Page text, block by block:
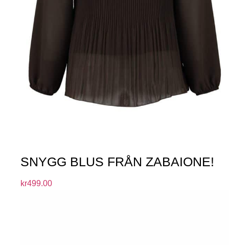
SNYGG BLUS FRÅN ZABAIONE!
kr499.00